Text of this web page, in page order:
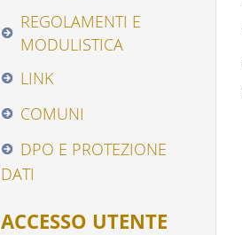
REGOLAMENTI E
MODULISTICA
LINK
COMUNI
DPO E PROTEZIONE
DATI
ACCESSO UTENTE